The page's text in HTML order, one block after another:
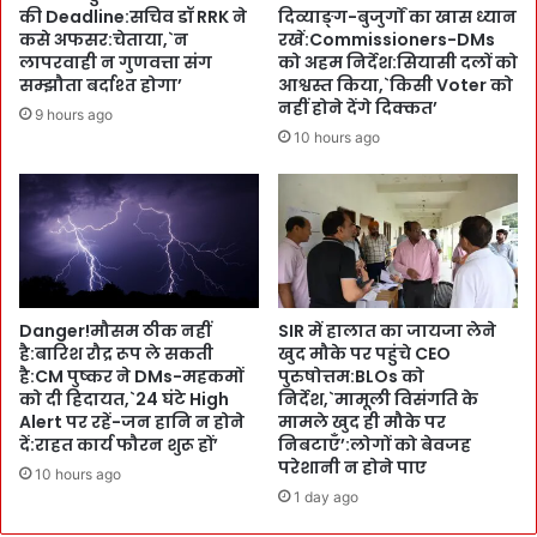
वि
का
स
का
क
आ
ने
दी
जा
ए
गी
:
अ
प
पु
ब
ने
C
M
पु
की
-
हा
थों
से
खा
द
ले
की Deadline:सचिव डॉ RRK ने
कसे अफसर:चेताया,`न
लापरवाही न गुणवत्ता संग
सम्झौता बर्दाश्त होगा’
9 hours ago
दिव्याङ्ग-बुजुर्गों का खास ध्यान
रखें:Commissioners-DMs
को अहम निर्देश:सियासी दलों को
आश्वस्त किया,`किसी Voter को
नहीं होने देंगे दिक्कत’
10 hours ago
Danger!मौसम ठीक नहीं
है:बारिश रौद्र रूप ले सकती
है:CM पुष्कर ने DMs-महकमों
को दी हिदायत,`24 घंटे High
Alert पर रहें-जन हानि न होने
दें:राहत कार्य फौरन शुरू हों’
10 hours ago
SIR में हालात का जायजा लेने
खुद मौके पर पहुंचे CEO
पुरुषोत्तम:BLOs को
निर्देश,`मामूली विसंगति के
मामले खुद ही मौके पर
निबटाएँ’:लोगों को बेवजह
परेशानी न होने पाए
1 day ago